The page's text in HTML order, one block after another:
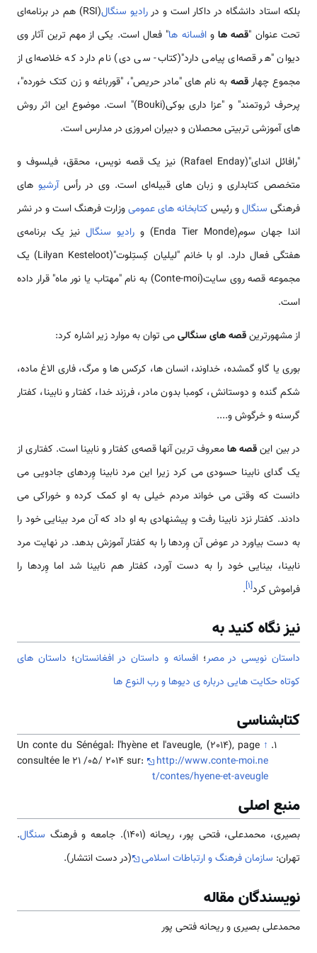
بلکه استاد دانشگاه در داکار است و دررادیو سنگال
(RSI) هم در برنامه‌ای
تحت عنوان "قصه هاوافسانه ها" فعال است. یکی از مهم ترین آثار وی
دیوان "هر قصه‌ای پیامی دارد"(کتاب- سی دی) نام دارد که خلاصه‌ای از
مجموع چهارقصهبه نام های "مادر حریص"، "قورباغه و زن کتک خورده"،
پرحرف ثروتمند" و "عزا داری بوکی(Bouki)" است. موضوع این اثر روش
های آموزشی تربیتی محصلان و دبیران امروزی در مدارس است.
"رافائل اندای"(Rafael Enday) نیز یک قصه نویس، محقق، فیلسوف و
متخصص کتابداری و زبان های قبیله‌ای است. وی در رأسآرشیو های
فرهنگی سنگالو رئیس کتابخانه های عمومیوزارت فرهنگ است و در نشر
اندا جهان سوم(Enda Tier Monde) و
رادیو سنگال نیز یک برنامه‌ی
هفتگی فعال دارد. او با خانم "لیلیان کِستِلوت"(Lilyan Kesteloot) یک
مجموعه قصه روی سایت(Conte-moi) به نام "مهتاب یا نور ماه" قرار داده
است.
از مشهورترینقصه های سنگالیمی توان به موارد زیر اشاره کرد:
بوری یا گاو گمشده، خداوند، انسان ها، کرکس ها و مرگ، فاری الاغ ماده،
شکم گنده و دوستانش، کومبا بدون مادر، فرزند خدا، کفتار و نابینا، کفتار
گرسنه و خرگوش و....
در بین اینقصه هامعروف ترین آنها قصه‌ی کفتار و نابینا است. کفتاری از
یک گدای نابینا حسودی می کرد زیرا این مرد نابینا وِردهای جادویی می
دانست که وقتی می خواند مردم خیلی به او کمک کرده و خوراکی می
دادند. کفتار نزد نابینا رفت و پیشنهادی به او داد که آن مرد بینایی خود را
به دست بیاورد در عوض آن وِردها را به کفتار آموزش بدهد. در نهایت مرد
نابینا، بینایی خود را به دست آورد، کفتار هم نابینا شد اما وِردها را
فراموش کرد[۱]
.
نیز نگاه کنید به
داستان نویسی در مصر؛افسانه و داستان در افغانستان؛ داستان های
کوتاه حکایت هایی درباره ی دیوها و رب النوع ها
کتابشناسی
↑
Un conte du Sénégal: l'hyène et l'aveugle, (2014), page
consultée le 21 /05/ 2014 sur:
http://www.conte-moi.ne
t/contes/hyene-et-aveugle
منبع اصلی
بصیری، محمدعلی، فتحی پور، ریحانه (1401). جامعه و فرهنگ سنگال.
تهران: سازمان فرهنگ و ارتباطات اسلامی (در دست انتشار).
نویسندگان مقاله
محمدعلی بصیری و ریحانه فتحی پور